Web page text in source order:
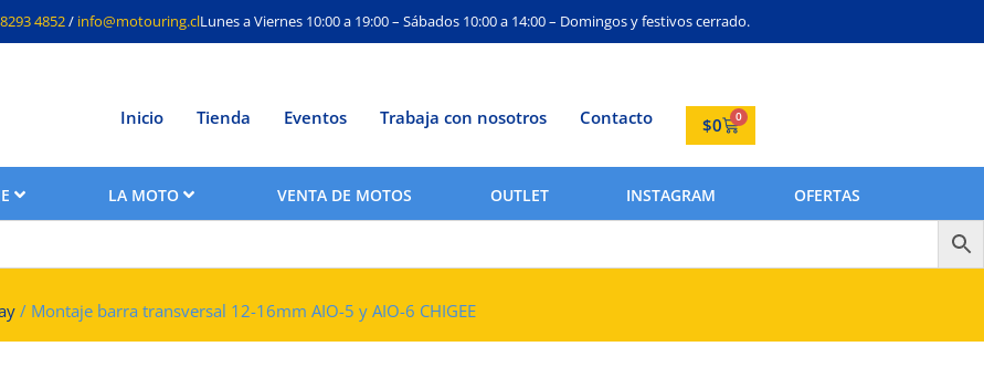
4852/ info@motouring.clLunes a Viernes 10:00 a 19:00 – Sábados 10:00 a 14:00 – Domingos y festivos cerrado.
Inicio Tienda Eventos Trabaja con nosotros Contacto $0 0
LA MOTO VENTA DE MOTOS OUTLET INSTAGRAM OFERTAS
/ Montaje barra transversal 12-16mm AIO-5 y AIO-6 CHIGEE